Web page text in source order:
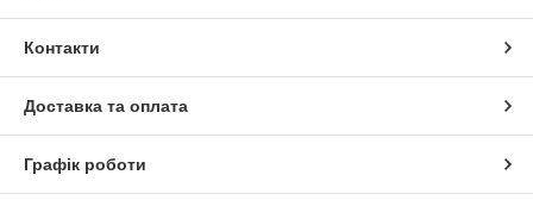
Контакти
Доставка та оплата
Графік роботи